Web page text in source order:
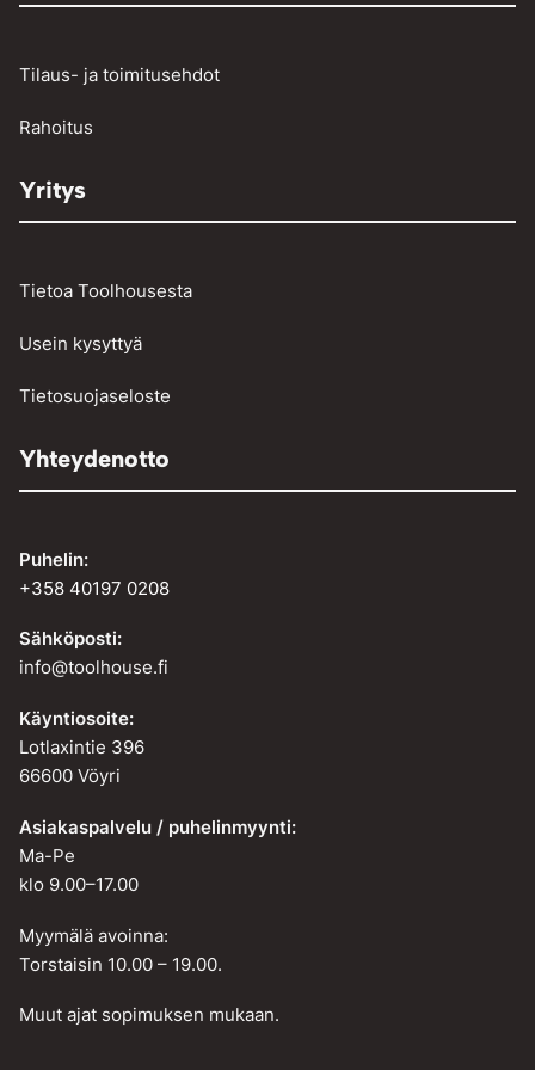
Vinssit ja taljat
Tilaus- ja toimitusehdot
Rahoitus
Yritys
Tietoa Toolhousesta
Usein kysyttyä
Tietosuojaseloste
Yhteydenotto
Puhelin:
+358 40197 0208
Sähköposti:
info@toolhouse.fi
Käyntiosoite:
Lotlaxintie 396
66600 Vöyri
Asiakaspalvelu / puhelinmyynti:
Ma-Pe
klo 9.00–17.00
Myymälä avoinna:
Torstaisin 10.00 – 19.00.
Muut ajat sopimuksen mukaan.